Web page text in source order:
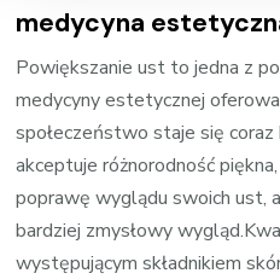
medycyna
Powiększanie ust to jedna z
medycyny estetycznej
społeczeństwo staje się
akceptuje różnorodność
poprawę wyglądu swoich ust,
bardziej zmysłowy
występującym składnikiem